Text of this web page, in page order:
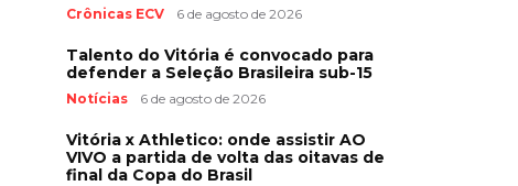
Crônicas ECV 6 de agosto de 2026
Talento do Vitória é convocado para
defender a Seleção Brasileira sub-15
Notícias 6 de agosto de 2026
Vitória x Athletico: onde assistir AO
VIVO a partida de volta das oitavas de
final da Copa do Brasil